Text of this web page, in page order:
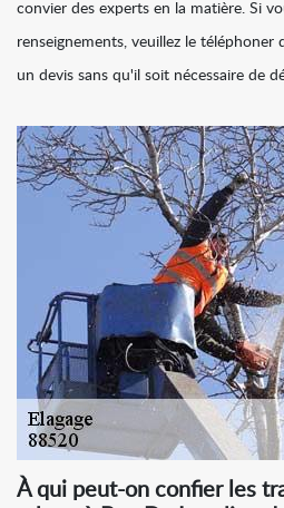
convier des experts en la matière. Si
renseignements, veuillez le téléphoner
un devis sans qu'il soit nécessaire de
À qui peut-on confier les